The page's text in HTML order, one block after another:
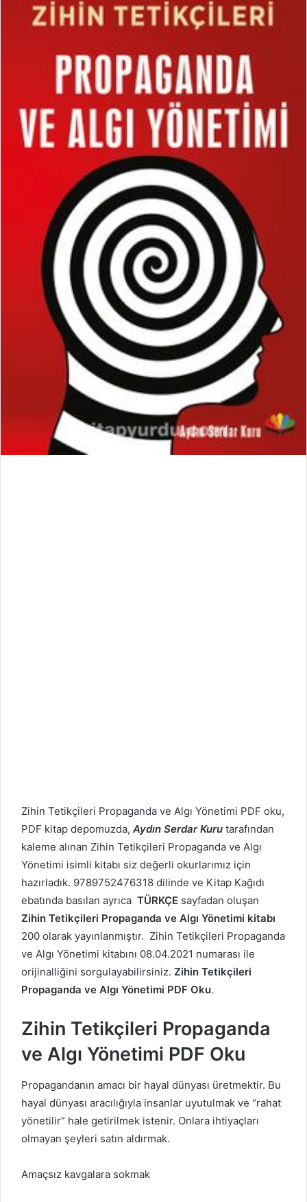
Zihin Tetikçileri Propaganda ve Algı Yönetimi PDF oku,
PDF kitap depomuzda, Aydın Serdar Kuru tarafından
kaleme alınan Zihin Tetikçileri Propaganda ve Algı
Yönetimi isimli kitabı siz değerli okurlarımız için
hazırladık. 9789752476318 dilinde ve Kitap Kağıdı
ebatında basılan ayrıca TÜRKÇE sayfadan oluşan
Zihin Tetikçileri Propaganda ve Algı Yönetimi kitabı
200 olarak yayınlanmıştır. Zihin Tetikçileri Propaganda
ve Algı Yönetimi kitabını 08.04.2021 numarası ile
orijinalliğini sorgulayabilirsiniz. Zihin Tetikçileri
Propaganda ve Algı Yönetimi PDF Oku.
Zihin Tetikçileri Propaganda
ve Algı Yönetimi PDF Oku
Propagandanın amacı bir hayal dünyası üretmektir. Bu
hayal dünyası aracılığıyla insanlar uyutulmak ve “rahat
yönetilir” hale getirilmek istenir. Onlara ihtiyaçları
olmayan şeyleri satın aldırmak.
Amaçsız kavgalara sokmak